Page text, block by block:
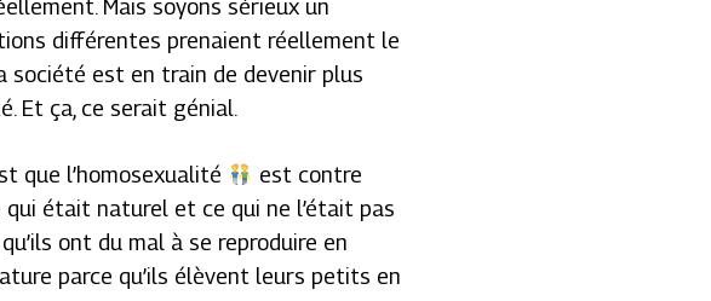
Mais soyons sérieux un
différentes prenaient réellement le
société est en train de devenir plus
Et ça, ce serait génial.
que l’homosexualité
est contre
qui était naturel et ce qui ne l’était pas
ont du mal à se reproduire en
parce qu’ils élèvent leurs petits en